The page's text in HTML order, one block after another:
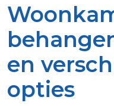
en
opties